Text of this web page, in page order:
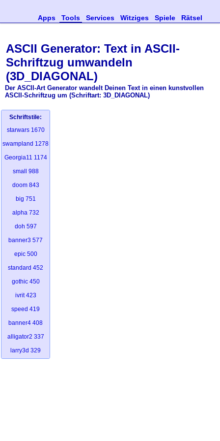
Apps Tools Services Witziges Spiele Rätsel
ASCII Generator: Text in ASCII-
Schriftzug umwandeln
(3D_DIAGONAL)
Der ASCII-Art Generator wandelt Deinen Text in einen kunstvollen
ASCII-Schriftzug um (Schriftart: 3D_DIAGONAL)
Schriftstile:
starwars 1670
swampland 1278
Georgia11 1174
small
988
doom 843
big 751
alpha 732
doh 597
banner3 577
epic 500
standard 452
gothic 450
ivrit 423
speed 419
banner4 408
alligator2 337
larry3d 329